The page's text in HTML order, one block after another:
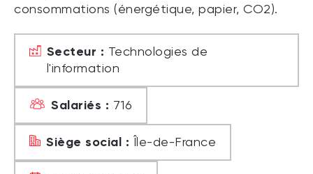
consommations (énergétique, papier, CO2).
Secteur : Technologies de
l'information
Salariés : 716
Siège social : Île-de-France